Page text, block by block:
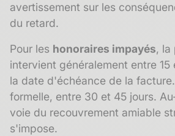
avertissement sur les
du retard.
Pour les honoraires impayés, la
intervient généralement entre 15
la date d'échéance de la
formelle, entre 30 et 45 jours.
voie du recouvrement amiable
s'impose.